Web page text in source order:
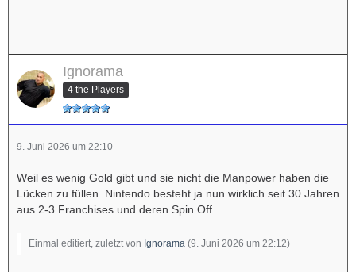
Ignorama
4 the Players
9. Juni 2026 um 22:10
Weil es wenig Gold gibt und sie nicht die Manpower haben die
Lücken zu füllen. Nintendo besteht ja nun wirklich seit 30 Jahren
aus 2-3 Franchises und deren Spin Off.
Einmal editiert, zuletzt von Ignorama (9. Juni 2026 um 22:12)